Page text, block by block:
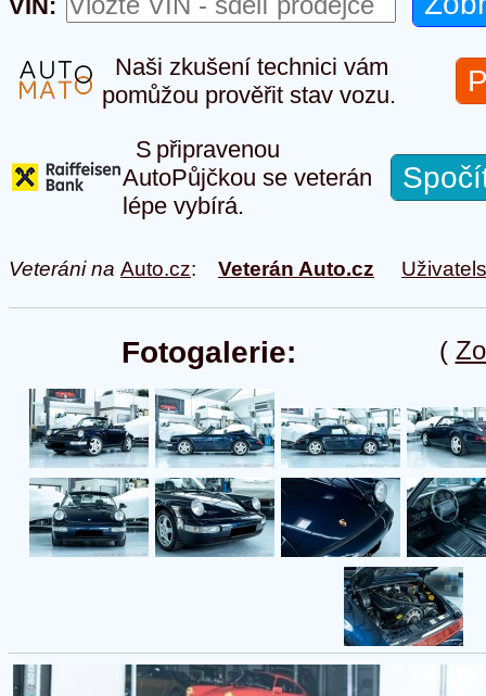
VIN:
Naši zkušení technici vám
pomůžou prověřit stav vozu.
S připravenou
AutoPůjčkou se veterán
lépe vybírá.
Veteráni na Auto.cz: Veterán Auto.cz
(
Fotogalerie: